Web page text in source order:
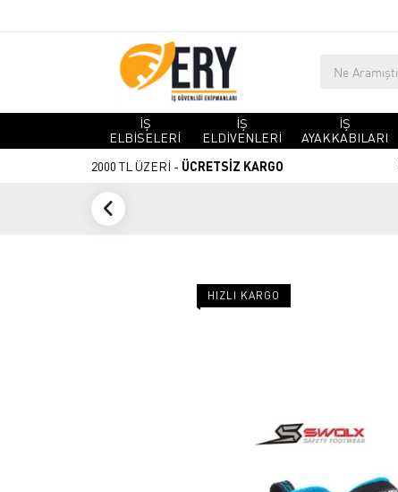
İŞ
ELBİSELERİ
İŞ
ELDİVENLERİ
İŞ
AYAKKABILARI
2000 TL ÜZERİ - ÜCRETSİZ KARGO
HIZLI KARGO